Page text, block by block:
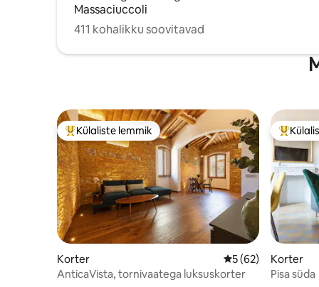
Massaciuccoli
411 kohalikku soovitavad
Külaliste suur lemmik
Külaliste lemmik
Korter Keskmine hinnang
5 (62)
AnticaVista, tornivaatega luksuskorter
Korter
Pisa süda